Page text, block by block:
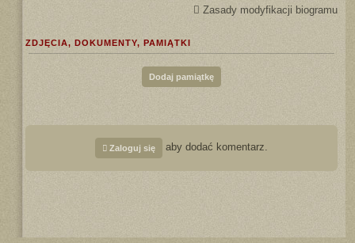
Zasady modyfikacji biogramu
ZDJĘCIA, DOKUMENTY, PAMIĄTKI
Dodaj pamiątkę
Zaloguj się aby dodać komentarz.